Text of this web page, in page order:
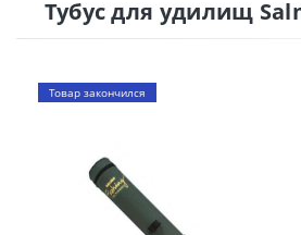
Тубус для удилищ
Товар закончился